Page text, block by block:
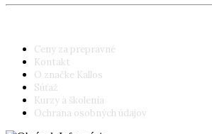
Ceny za prepravné
Kontakt
O značke Kallos
Súťaž
Kurzy a školenia
Ochrana osobných údajov